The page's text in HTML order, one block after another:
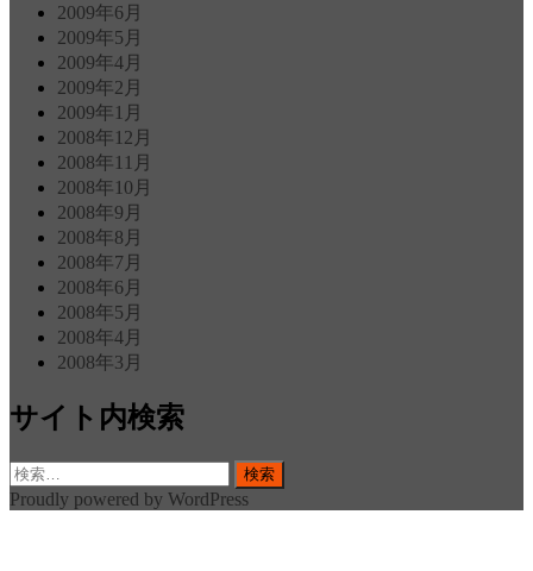
2009年6月
2009年5月
2009年4月
2009年2月
2009年1月
2008年12月
2008年11月
2008年10月
2008年9月
2008年8月
2008年7月
2008年6月
2008年5月
2008年4月
2008年3月
サイト内検索
検
索:
Proudly powered by WordPress